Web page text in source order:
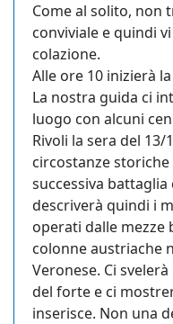
Come al solito, non
conviviale e quindi
colazione.
Alle ore 10 inizierà
La nostra guida ci
luogo con alcuni
Rivoli la sera del
circostanze
successiva
descriverà quindi i
operati dalle mezze
colonne austriache
Veronese. Ci
del forte e ci
inserisce. Non una